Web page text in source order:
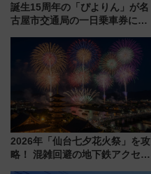
誕生15周年の「ぴよりん」が名
古屋市交通局の一日乗車券に！
定1万5000枚】
2026年「仙台七夕花火祭」を攻
略！ 混雑回避の地下鉄アクセス